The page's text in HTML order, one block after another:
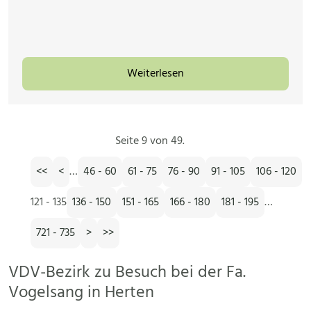
Weiterlesen
Seite 9 von 49.
<<
< … 46 - 60 61 - 75 76 - 90 91 - 105
106 - 120
121 - 135 136 - 150 151 - 165 166 - 180 181 - 195 …
721 - 735
> >>
VDV-Bezirk zu Besuch bei der Fa.
Vogelsang in Herten